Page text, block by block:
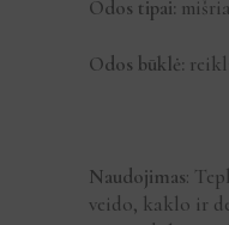
Odos tipai:
Odos būklė:
Naudojimas:
veido, kaklo ir